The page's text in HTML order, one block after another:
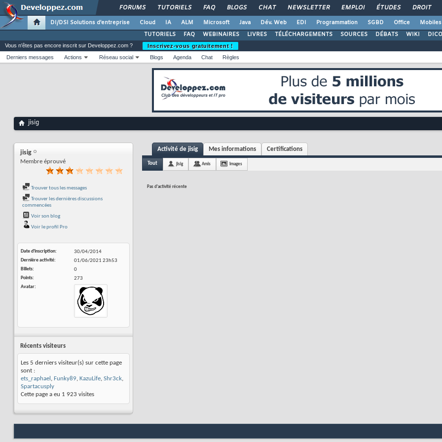
FORUMS TUTORIELS FAQ BLOGS CHAT NEWSLETTER EMPLOI ÉTUDES DROIT
DI/DSI Solutions d'entreprise Cloud IA ALM Microsoft Java Dév. Web EDI Programmation SGBD Office Mobiles
TUTORIELS
FAQ WEBINAIRES LIVRES TÉLÉCHARGEMENTS SOURCES DÉBATS WIKI DICO
Vous n'êtes pas encore inscrit sur Developpez.com ?
Inscrivez-vous gratuitement !
Derniers messages
Actions Réseau social Blogs Agenda Chat Règles
jisig
jisig
Membre éprouvé
Trouver tous les messages
Trouver les dernières discussions
commencées
Voir son blog
Voir le profil Pro
Date d'inscription
30/04/2014
Dernière activité
01/06/2021 23h53
Billets
0
Points
273
Avatar
Récents visiteurs
Les 5 derniers visiteur(s) sur cette page
sont :
ets_raphael , Funky89, KazuLife, Shr3ck,
Spartacusply
Cette page a eu 1 923 visites
Activité de jisig Mes informations Certifications
Tout jisig Amis Images
Pas d'activité récente